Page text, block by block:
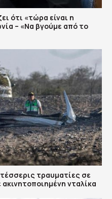
ότι «τώρα είναι η
– «Να βγούμε από το
τραυματίες σε
νταλίκα